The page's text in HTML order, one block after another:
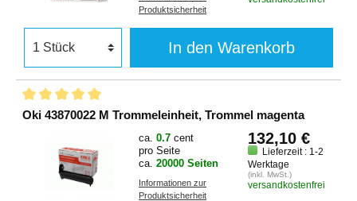
Produktsicherheit
In den Warenkorb
Oki 43870022 M Trommeleinheit, Trommel magenta
ca. 0.7 cent
pro Seite
ca. 20000 Seiten
Informationen zur
Produktsicherheit
132,10 €
Lieferzeit : 1-2
Werktage
(inkl. MwSt.)
versandkostenfrei